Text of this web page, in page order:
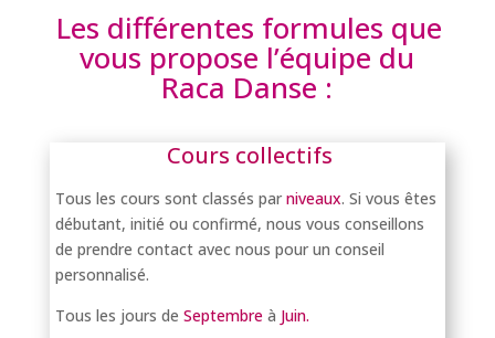
Les différentes formules que
vous propose l’équipe du
Raca Danse :
Cours collectifs
Tous les cours sont classés par niveaux. Si vous êtes
débutant, initié ou confirmé, nous vous conseillons
de prendre contact avec nous pour un conseil
personnalisé.
Tous les jours de Septembreà Juin.